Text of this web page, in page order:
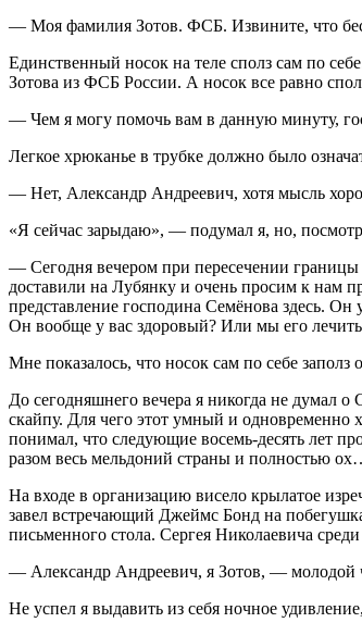
— Моя фамилия Зотов. ФСБ. Извините, что
Единственный носок на теле сполз сам по
Зотова из ФСБ России. А носок все равно
— Чем я могу помочь вам в данную минуту,
Легкое хрюканье в трубке должно было
— Нет, Александр Андреевич, хотя мысль
«Я сейчас зарыдаю», — подумал я, но,
— Сегодня вечером при пересечении
доставили на Лубянку и очень просим к нам
представление господина Семёнова здесь. Он
Он вообще у вас здоровый? Или мы его
Мне показалось, что носок сам по себе
До сегодняшнего вечера я никогда не думал
скайпу. Для чего этот умный и
понимал, что следующие восемь-десять лет
разом весь мельдоний страны и полностью
На входе в организацию висело крылатое
завел встречающий Джеймс Бонд на
письменного стола. Сергея Николаевича
— Александр Андреевич, я Зотов, — молодой
Не успел я выдавить из себя ночное